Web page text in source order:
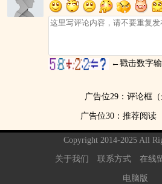
广告位29：评论框（
广告位30：推荐阅读
Copyright 2014-2025 All
关于我们 联系方式 在线
电脑版